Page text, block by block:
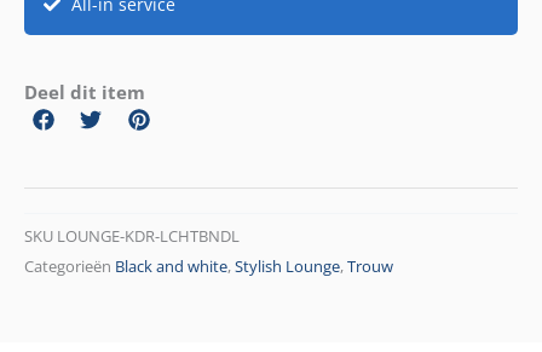
Deel dit item
SKU LOUNGE-KDR-LCHTBNDL
Categorieën Black and white,Stylish Lounge,Trouw